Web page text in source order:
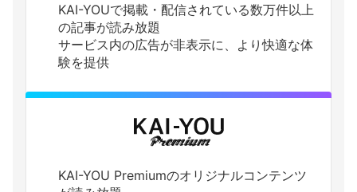
KAI-YOUで掲載・配信されている数万件以上
の記事が読み放題
サービス内の広告が非表示に、より快適な体
験を提供
KAI-YOU Premiumのオリジナルコンテンツ